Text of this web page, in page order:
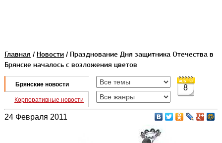
Главная / Новости/ Празднование Дня защитника Отечества в
Брянске началось с возложения цветов
Брянские новости
Корпоративные новости
8
24 Февраля 2011